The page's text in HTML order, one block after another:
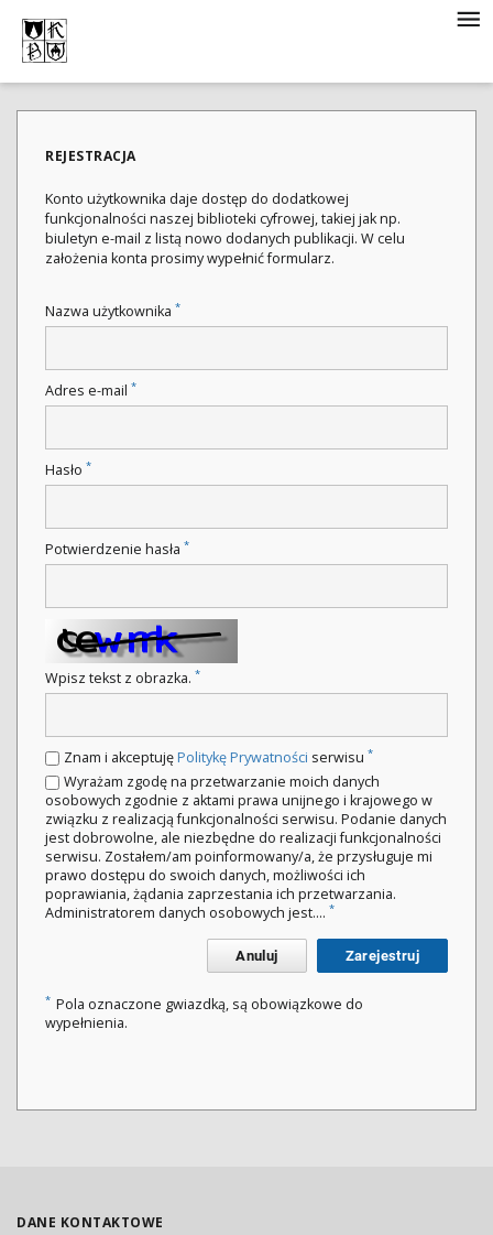
REJESTRACJA
Konto użytkownika daje dostęp do dodatkowej
funkcjonalności naszej biblioteki cyfrowej, takiej jak np.
biuletyn e-mail z listą nowo dodanych publikacji. W celu
założenia konta prosimy wypełnić formularz.
Nazwa użytkownika *
Adres e-mail *
Hasło *
Potwierdzenie hasła *
Wpisz tekst z obrazka. *
Znam i akceptujęPolitykę Prywatności serwisu *
Wyrażam zgodę na przetwarzanie moich danych
osobowych zgodnie z aktami prawa unijnego i krajowego w
związku z realizacją funkcjonalności serwisu. Podanie danych
jest dobrowolne, ale niezbędne do realizacji funkcjonalności
serwisu. Zostałem/am poinformowany/a, że przysługuje mi
prawo dostępu do swoich danych, możliwości ich
poprawiania, żądania zaprzestania ich przetwarzania.
Administratorem danych osobowych jest.... *
Anuluj Zarejestruj
* Pola oznaczone gwiazdką, są obowiązkowe do
wypełnienia.
DANE KONTAKTOWE